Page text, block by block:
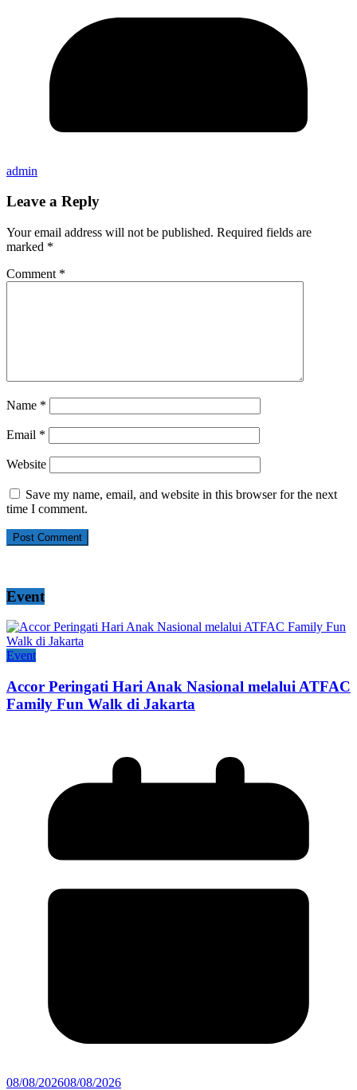
admin
Leave a Reply
Your email address will not be published. Required fields are
marked *
Comment *
Name *
Email *
Website
Save my name, email, and website in this browser for the next
time I comment.
Event
Event
Accor Peringati Hari Anak Nasional melalui ATFAC
Family Fun Walk di Jakarta
08/08/202608/08/2026